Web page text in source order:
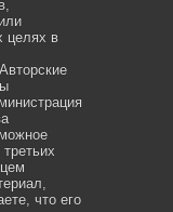
целях в
что его